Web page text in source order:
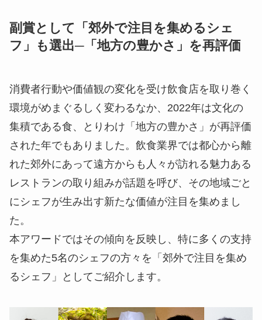
副賞として「郊外で注目を集めるシェ
フ」も選出─「地方の豊かさ」を再評価
消費者行動や価値観の変化を受け飲食店を取り巻く
環境がめまぐるしく変わるなか、2022年は文化の
集積である食、とりわけ「地方の豊かさ」が再評価
された年でもありました。飲食業界では都心から離
れた郊外にあって遠方からも人々が訪れる魅力ある
レストランの取り組みが話題を呼び、その地域ごと
にシェフが生み出す新たな価値が注目を集めまし
た。
本アワードではその傾向を反映し、特に多くの支持
を集めた5名のシェフの方々を「郊外で注目を集め
るシェフ」としてご紹介します。